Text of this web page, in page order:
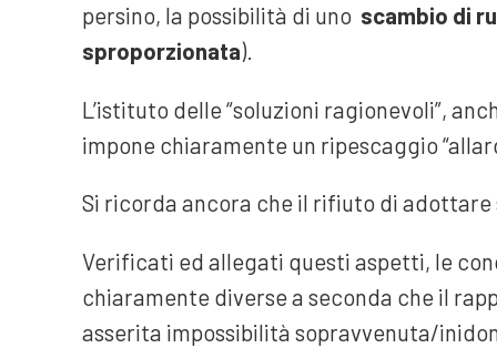
persino, la possibilità di uno scambio di
sproporzionata).
L’istituto delle “soluzioni ragionevoli”,
impone chiaramente un ripescaggio
Si ricorda ancora che il rifiuto di
Verificati ed allegati questi aspetti, le
chiaramente diverse a seconda che il
asserita impossibilità sopravvenuta/